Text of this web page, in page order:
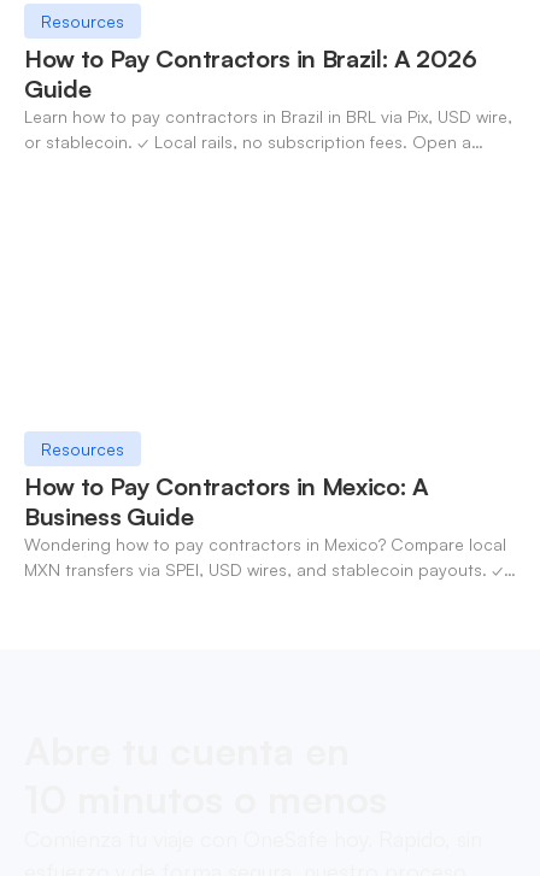
Resources
How to Pay Contractors in Brazil: A 2026
Guide
Learn how to pay contractors in Brazil in BRL via Pix, USD wire,
or stablecoin. ✓ Local rails, no subscription fees. Open a
Resources
How to Pay Contractors in Mexico: A
Business Guide
Wondering how to pay contractors in Mexico? Compare local
MXN transfers via SPEI, USD wires, and stablecoin payouts. ✓